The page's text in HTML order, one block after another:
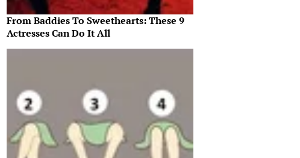
From Baddies To Sweethearts: These 9
Actresses Can Do It All